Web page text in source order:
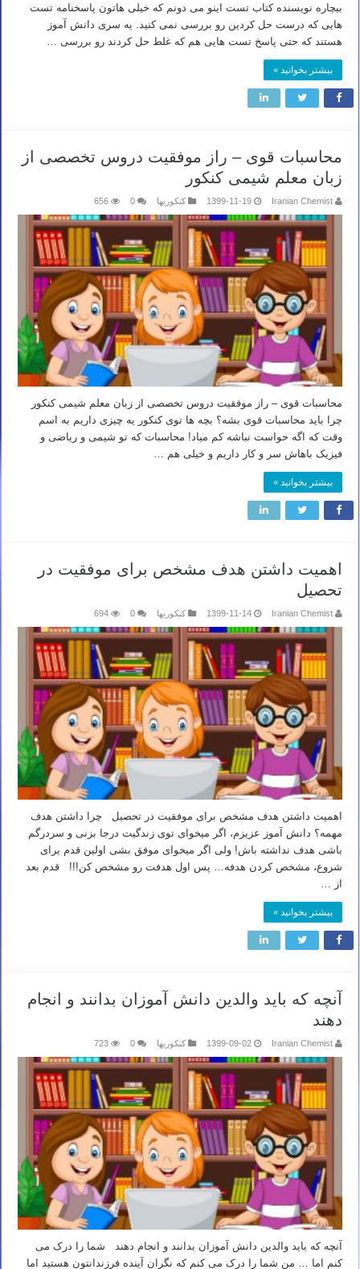
بیچاره نویسنده کتاب تست اینو می دونم که خیلی هاتون پاسخنامه تست
هایی که درست حل کردین رو بررسی نمی کنید. یه سری دانش آموز
هستند که حتی پاسخ تست هایی هم که غلط حل کردند رو بررسی …
بیشتر بخوانید »
محاسبات قوی – راز موفقیت دروس تخصصی از
زبان معلم شیمی کنکور
Iranian Chemist
1399-11-19 کنکوریها 0
656
محاسبات قوی – راز موفقیت دروس تخصصی از زبان معلم شیمی کنکور
چرا باید محاسبات قوی بشه؟ بچه ها توی کنکور یه چیزی داریم به اسم
وقت که اگه حواست نباشه کم میاد! محاسبات که تو شیمی و ریاضی و
فیزیک باهاش سر و کار داریم و خیلی هم …
بیشتر بخوانید »
اهمیت داشتن هدف مشخص برای موفقیت در
تحصیل
Iranian Chemist
1399-11-14 کنکوریها 0
694
اهمیت داشتن هدف مشخص برای موفقیت در تحصیل چرا داشتن هدف
مهمه؟ دانش آموز عزیزم، اگر میخوای توی زندگیت درجا بزنی و سردرگم
باشی هدف نداشته باش! ولی اگر میخوای موفق بشی اولین قدم برای
شروع، مشخص کردن هدفه… پس اول هدفت رو مشخص کن!!! قدم بعد
از …
بیشتر بخوانید »
آنچه که باید والدین دانش آموزان بدانند و انجام
دهند
Iranian Chemist
1399-09-02 کنکوریها 0
723
آنچه که باید والدین دانش آموزان بدانند و انجام دهند شما را درک می
کنم اما … من شما را درک می کنم که نگران آینده فرزندانتون هستید اما